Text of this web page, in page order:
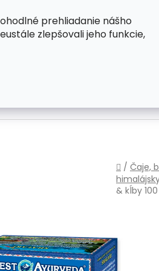
prehliadanie nášho
zlepšovali jeho funkcie,
OCHRANA OSOBNÝCH ÚDAJOV
Domov
/ Čaje,
& kĺby